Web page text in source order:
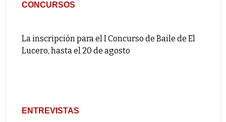
CONCURSOS
La inscripción para el I Concurso de Baile de El
Lucero, hasta el 20 de agosto
ENTREVISTAS